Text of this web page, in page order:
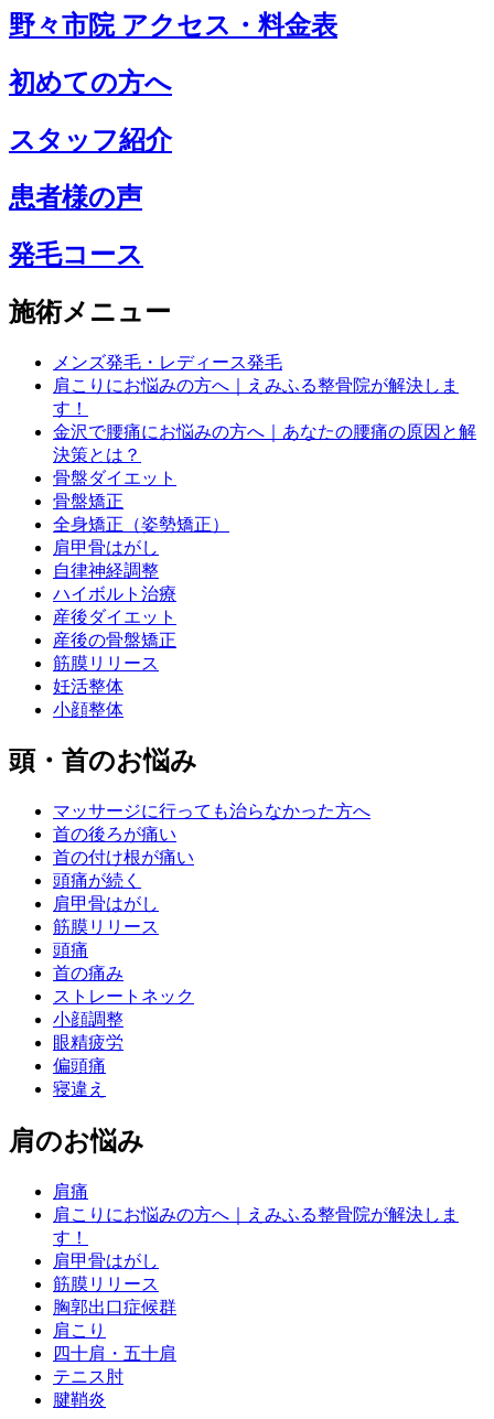
野々市院 アクセス・料金表
初めての方へ
スタッフ紹介
患者様の声
発毛コース
施術メニュー
メンズ発毛・レディース発毛
肩こりにお悩みの方へ｜えみふる整骨院が解決しま
す！
金沢で腰痛にお悩みの方へ｜あなたの腰痛の原因と解
決策とは？
骨盤ダイエット
骨盤矯正
全身矯正（姿勢矯正）
肩甲骨はがし
自律神経調整
ハイボルト治療
産後ダイエット
産後の骨盤矯正
筋膜リリース
妊活整体
小顔整体
頭・首のお悩み
マッサージに行っても治らなかった方へ
首の後ろが痛い
首の付け根が痛い
頭痛が続く
肩甲骨はがし
筋膜リリース
頭痛
首の痛み
ストレートネック
小顔調整
眼精疲労
偏頭痛
寝違え
肩のお悩み
肩痛
肩こりにお悩みの方へ｜えみふる整骨院が解決しま
す！
肩甲骨はがし
筋膜リリース
胸郭出口症候群
肩こり
四十肩・五十肩
テニス肘
腱鞘炎